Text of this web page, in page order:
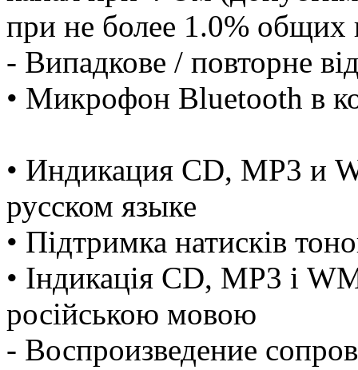
при не более 1.0% общих
- Випадкове / повторне
• Микрофон Bluetooth в
• Индикация CD, MP3 и
русском языке
• Підтримка натисків
• Індикація CD, MP3 і
російською мовою
- Воспроизведение